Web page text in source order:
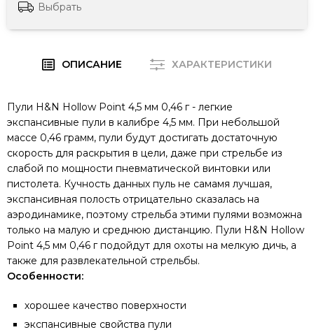
Выбрать
ОПИСАНИЕ ХАРАКТЕРИСТИКИ
Пули H&N Hollow Point 4,5 мм 0,46 г - легкие
экспансивные пули в калибре 4,5 мм. При небольшой
массе 0,46 грамм, пули будут достигать достаточную
скорость для раскрытия в цели, даже при стрельбе из
слабой по мощности пневматической винтовки или
пистолета. Кучность данных пуль не самамя лучшая,
экспансивная полость отрицательно сказалась на
аэродинамике, поэтому стрельба этими пулями возможна
только на малую и среднюю дистанцию. Пули H&N Hollow
Point 4,5 мм 0,46 г подойдут для охоты на мелкую дичь, а
также для развлекательной стрельбы.
Особенности:
хорошее качество поверхности
экспансивные свойства пули